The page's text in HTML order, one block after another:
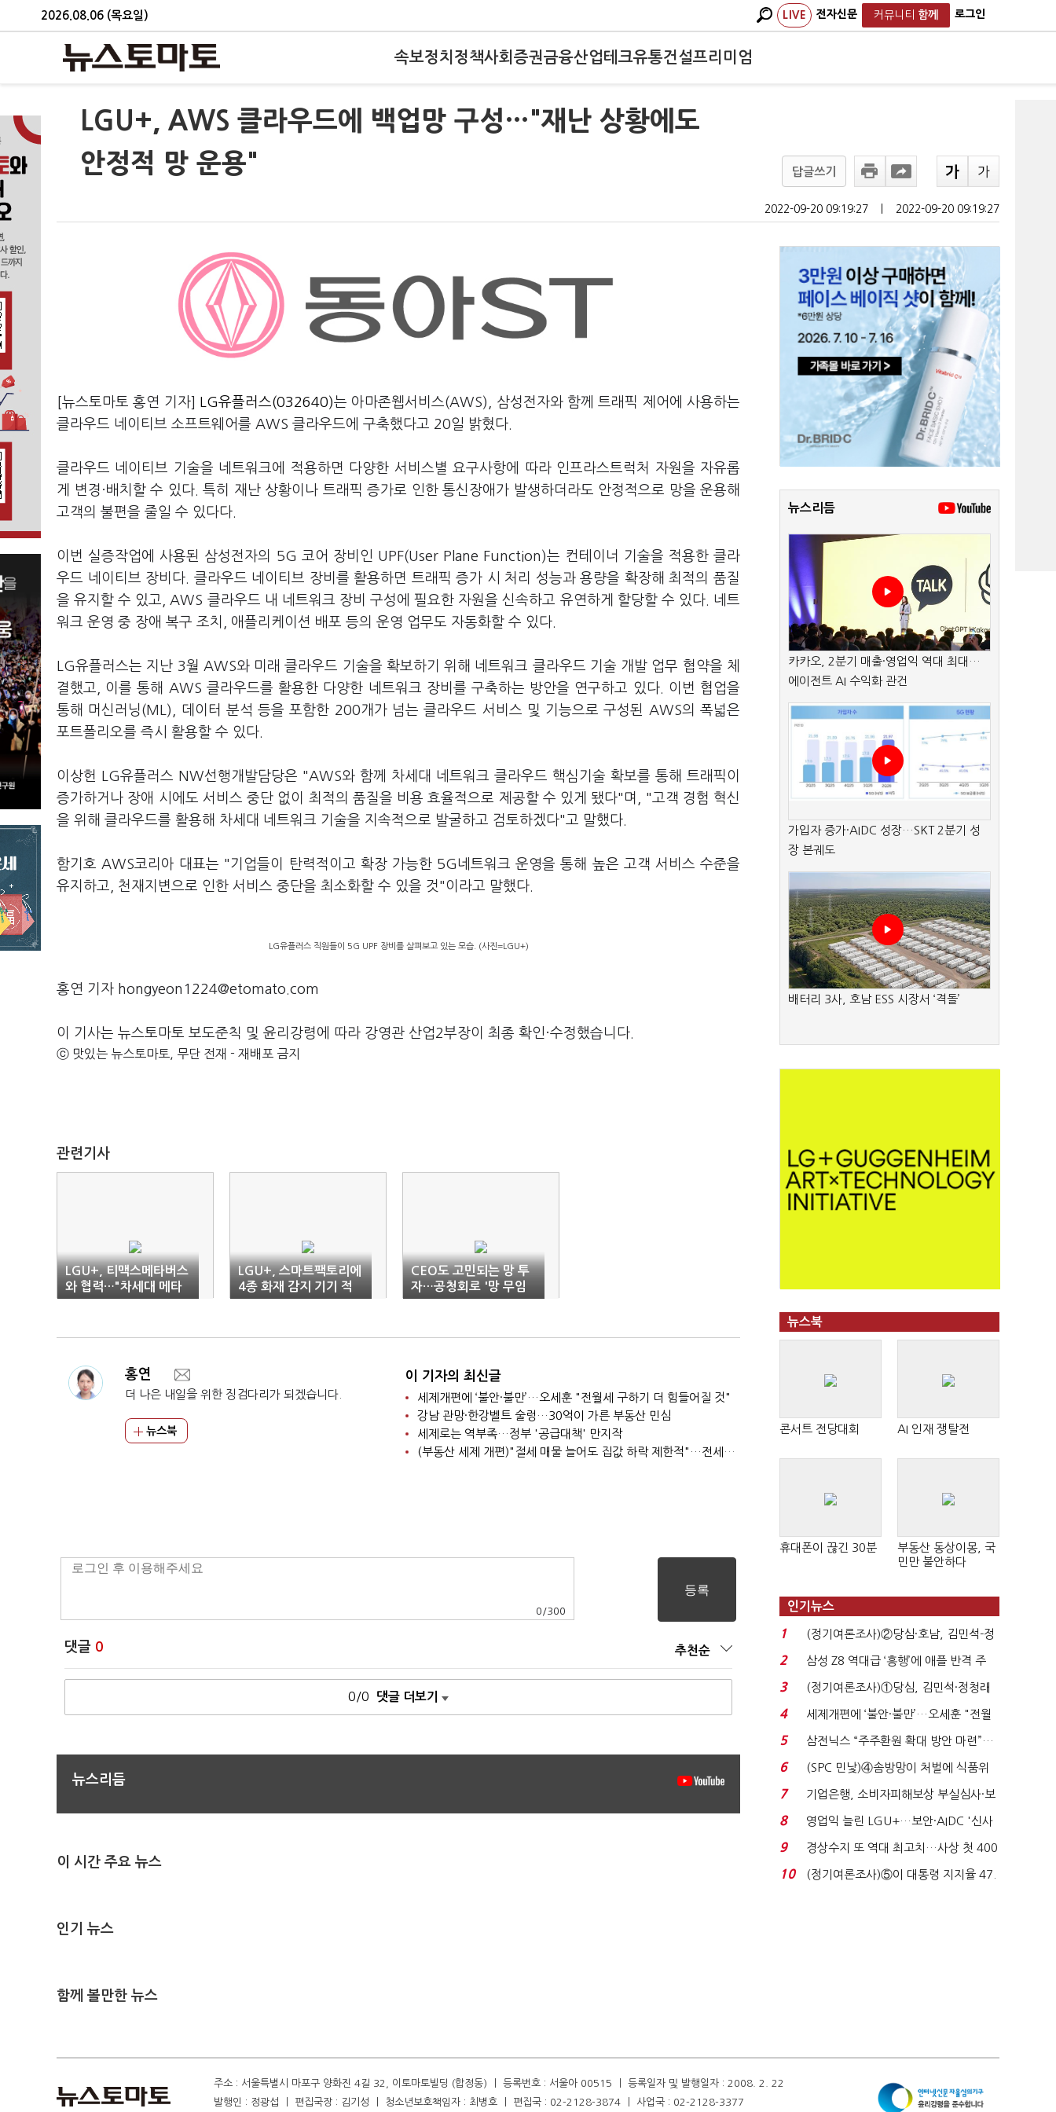
2026.08.06 (목요일) LIVE 전자신문 커뮤니티 함께 로그인
속보정치 정책사회 증권금융산업테크유통건설프리미엄
LGU+, AWS 클라우드에 백업망 구성…"재난 상황에도
안정적 망 운용"
답글쓰기
2022-09-20 09:19:27 2022-09-20 09:19:27
[뉴스토마토 홍연 기자] LG유플러스(032640)는 아마존웹서비스(AWS), 삼성전자와 함께 트래픽 제어에 사용하는
클라우드 네이티브 소프트웨어를 AWS 클라우드에 구축했다고 20일 밝혔다.
클라우드 네이티브 기술을 네트워크에 적용하면 다양한 서비스별 요구사항에 따라 인프라스트럭처 자원을 자유롭
게 변경·배치할 수 있다. 특히 재난 상황이나 트래픽 증가로 인한 통신장애가 발생하더라도 안정적으로 망을 운용해
고객의 불편을 줄일 수 있다다.
이번 실증작업에 사용된 삼성전자의 5G 코어 장비인 UPF(User Plane Function)는 컨테이너 기술을 적용한 클라
우드 네이티브 장비다. 클라우드 네이티브 장비를 활용하면 트래픽 증가 시 처리 성능과 용량을 확장해 최적의 품질
을 유지할 수 있고, AWS 클라우드 내 네트워크 장비 구성에 필요한 자원을 신속하고 유연하게 할당할 수 있다. 네트
워크 운영 중 장애 복구 조치, 애플리케이션 배포 등의 운영 업무도 자동화할 수 있다.
LG유플러스는 지난 3월 AWS와 미래 클라우드 기술을 확보하기 위해 네트워크 클라우드 기술 개발 업무 협약을 체
결했고, 이를 통해 AWS 클라우드를 활용한 다양한 네트워크 장비를 구축하는 방안을 연구하고 있다. 이번 협업을
통해 머신러닝(ML), 데이터 분석 등을 포함한 200개가 넘는 클라우드 서비스 및 기능으로 구성된 AWS의 폭넓은
포트폴리오를 즉시 활용할 수 있다.
이상헌 LG유플러스 NW선행개발담당은 "AWS와 함께 차세대 네트워크 클라우드 핵심기술 확보를 통해 트래픽이
증가하거나 장애 시에도 서비스 중단 없이 최적의 품질을 비용 효율적으로 제공할 수 있게 됐다"며, "고객 경험 혁신
을 위해 클라우드를 활용해 차세대 네트워크 기술을 지속적으로 발굴하고 검토하겠다"고 말했다.
함기호 AWS코리아 대표는 "기업들이 탄력적이고 확장 가능한 5G네트워크 운영을 통해 높은 고객 서비스 수준을
유지하고, 천재지변으로 인한 서비스 중단을 최소화할 수 있을 것"이라고 말했다.
LG유플러스 직원들이 5G UPF 장비를 살펴보고 있는 모습. (사진=LGU+)
홍연 기자 hongyeon1224@etomato.com
이 기사는 뉴스토마토 보도준칙 및 윤리강령에 따라 강영관 산업2부장이 최종 확인·수정했습니다.
ⓒ 맛있는 뉴스토마토, 무단 전재 - 재배포 금지
관련기사
LGU+, 티맥스메타버스
와 협력…"차세대 메타
버스 서비스 만든다"
LGU+, 스마트팩토리에
4종 화재 감지 기기 적
용
CEO도 고민되는 망 투
자…공청회로 '망 무임
승차'법 논의 물꼬 틀까
홍연
더 나은 내일을 위한 징검다리가 되겠습니다.
뉴스북
이 기자의 최신글
세제개편에 ‘불안·불만’…오세훈 "전월세 구하기 더 힘들어질 것"
강남 관망·한강벨트 술렁…30억이 가른 부동산 민심
세제로는 역부족…정부 '공급대책' 만지작
(부동산 세제 개편)"절세 매물 늘어도 집값 하락 제한적"…전세난·양극화 심화 우려
0 /300
댓글 0 추천순
0/0 댓글 더보기
뉴스리듬
이 시간 주요 뉴스
인기 뉴스
함께 볼만한 뉴스
뉴스리듬
카카오, 2분기 매출·영업익 역대 최대…
에이전트 AI 수익화 관건
가입자 증가·AIDC 성장…SKT 2분기 성
장 본궤도
배터리 3사, 호남 ESS 시장서 ‘격돌’
뉴스북
콘서트 전당대회 AI 인재 쟁탈전
휴대폰이 끊긴 30분
부동산 동상이몽, 국
민만 불안하다
인기뉴스
1
(정기여론조사)②당심·호남, 김민석-정
청래 '초접전'...
2
삼성 Z8 역대급 ‘흥행’에 애플 반격 주
목…9월 ‘폴...
3
(정기여론조사)①당심, 김민석·정청래
'초접전'…대통령 ...
4
세제개편에 ‘불안·불만’…오세훈 "전월
세 구하기 더 ...
5
삼전닉스 “주주환원 확대 방안 마련”…
로이터에 성명...
6
(SPC 민낯)④솜방망이 처벌에 식품위
생법 위반 반복...
7
기업은행, 소비자피해보상 부실심사·보
이스피싱 공시 ...
8
영업익 늘린 LGU+…보안·AIDC '신사
업 드라이브'...
9
경상수지 또 역대 최고치…사상 첫 400
억달러에 '3% 성...
10
(정기여론조사)⑤이 대통령 지지율 47.
주소 : 서울특별시 마포구 양화진 4길 32, 이토마토빌딩 (합정동) ㅣ 등록번호 : 서울아 00515 ㅣ 등록일자 및 발행일자 : 2008. 2. 22
발행인 : 정광섭 ㅣ 편집국장 : 김기성 ㅣ 청소년보호책임자 : 최병호 ㅣ 편집국 : 02-2128-3874 ㅣ 사업국 : 02-2128-3377